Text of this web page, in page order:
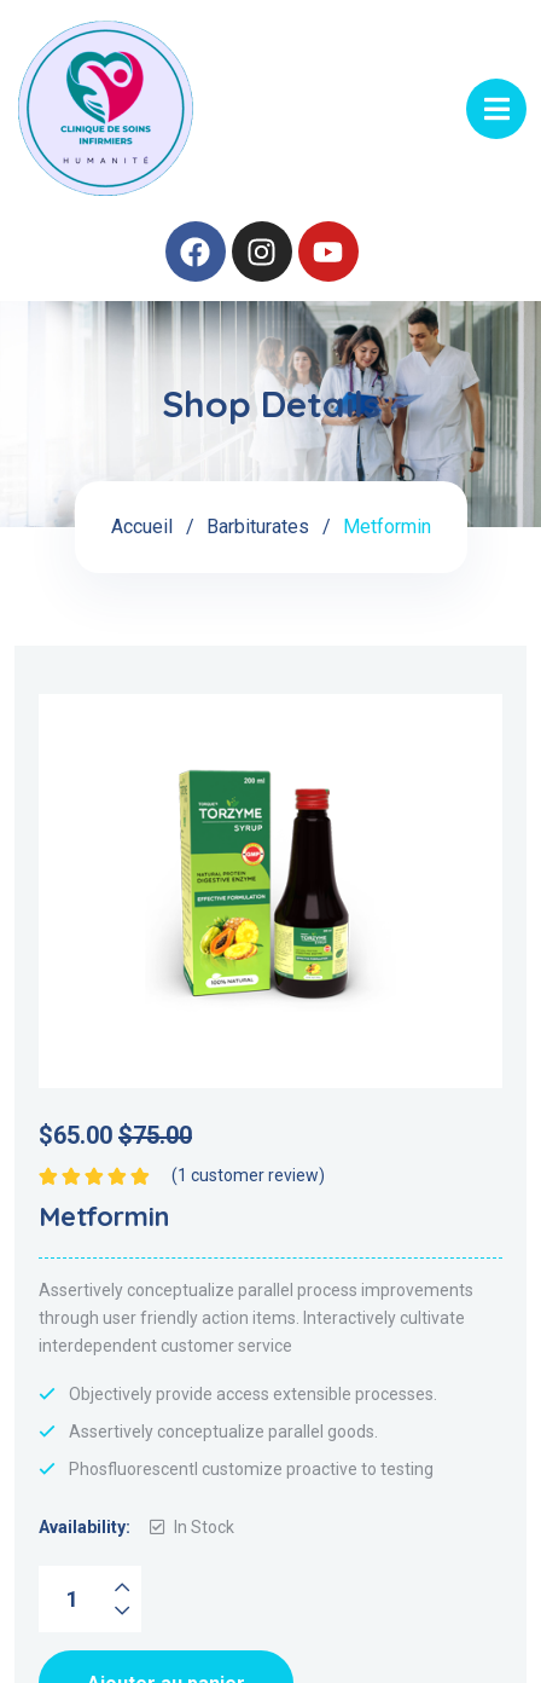
Shop Details
Accueil Barbiturates Metformin
$65.00 $75.00
(1 customer review)
Metformin
Assertively conceptualize parallel process improvements
through user friendly action items. Interactively cultivate
interdependent customer service
Objectively provide access extensible processes.
Assertively conceptualize parallel goods.
Phosfluorescentl customize proactive to testing
Availability: In Stock